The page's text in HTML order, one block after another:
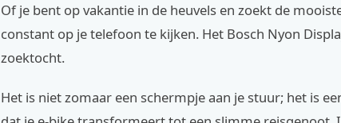
Of je bent op vakantie in de heuvels en zoekt de
constant op je telefoon te kijken. Het Bosch Nyon
zoektocht.
Het is niet zomaar een schermpje aan je stuur; het is